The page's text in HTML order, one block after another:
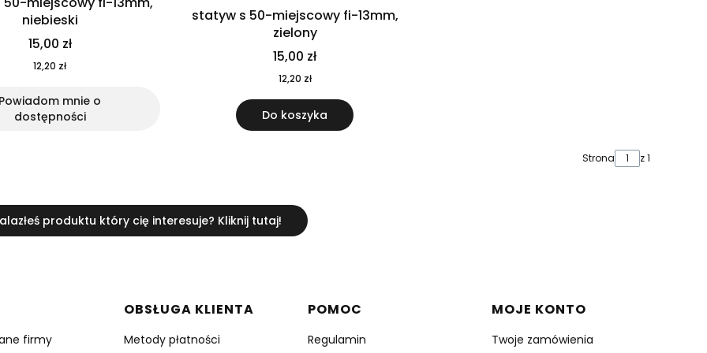
niebieski
15,00 zł
12,20 zł
Powiadom mnie o
dostępności
statyw s 50-miejscowy fi-13mm,
zielony
15,00 zł
12,20 zł
Do koszyka
Strona z 1
produktu który cię interesuje? Kliknij tutaj!
firmy
OBSŁUGA KLIENTA
Metody płatności
POMOC
Regulamin
MOJE KONTO
Twoje zamówienia